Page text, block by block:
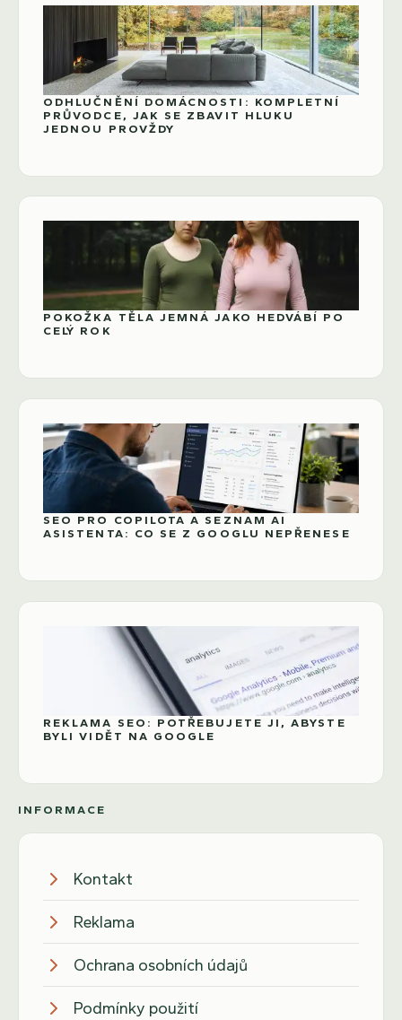
ODHLUČNĚNÍ DOMÁCNOSTI: KOMPLETNÍ
PRŮVODCE, JAK SE ZBAVIT HLUKU
JEDNOU PROVŽDY
POKOŽKA TĚLA JEMNÁ JAKO HEDVÁBÍ PO
CELÝ ROK
SEO PRO COPILOTA A SEZNAM AI
ASISTENTA: CO SE Z GOOGLU NEPŘENESE
REKLAMA SEO: POTŘEBUJETE JI, ABYSTE
BYLI VIDĚT NA GOOGLE
INFORMACE
Kontakt
Reklama
Ochrana osobních údajů
Podmínky použití